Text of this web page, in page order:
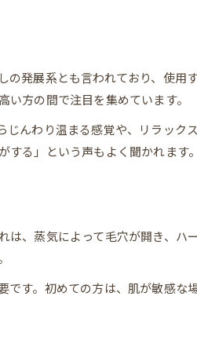
発展系とも言われており、使用
方の間で注目を集めています。
んわり温まる感覚や、リラック
る」という声もよく聞かれます。
は、蒸気によって毛穴が開き、ハ
です。初めての方は、肌が敏感な